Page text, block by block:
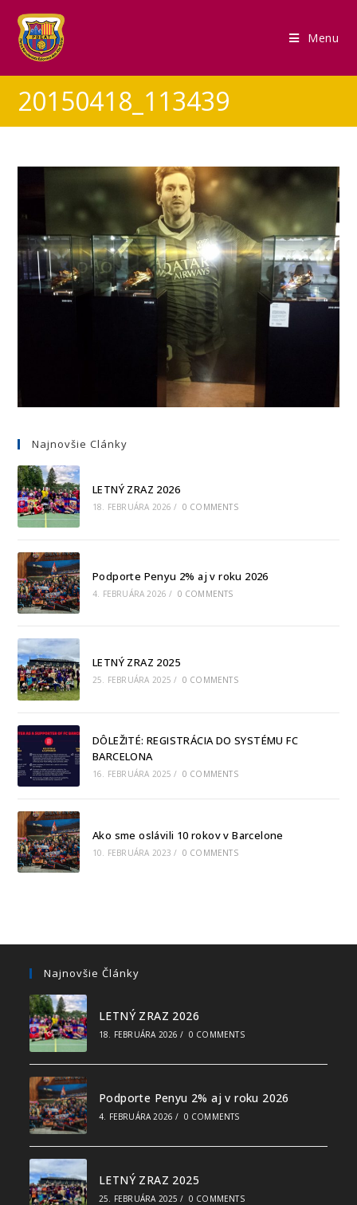
Menu
20150418_113439
Najnovšie Clánky
LETNÝ ZRAZ 2026
18. FEBRUÁRA 2026 / 0 COMMENTS
Podporte Penyu 2% aj v roku 2026
4. FEBRUÁRA 2026 / 0 COMMENTS
LETNÝ ZRAZ 2025
25. FEBRUÁRA 2025 / 0 COMMENTS
DÔLEŽITÉ: REGISTRÁCIA DO SYSTÉMU FC
BARCELONA
16. FEBRUÁRA 2025 / 0 COMMENTS
Ako sme oslávili 10 rokov v Barcelone
10. FEBRUÁRA 2023 / 0 COMMENTS
Najnovšie Články
LETNÝ ZRAZ 2026
18. FEBRUÁRA 2026 / 0 COMMENTS
Podporte Penyu 2% aj v roku 2026
4. FEBRUÁRA 2026 / 0 COMMENTS
LETNÝ ZRAZ 2025
25. FEBRUÁRA 2025 / 0 COMMENTS